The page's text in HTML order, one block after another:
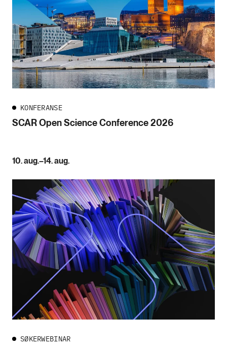
KONFERANSE
SCAR Open Science Conference 2026
10. aug.–14. aug.
SØKERWEBINAR